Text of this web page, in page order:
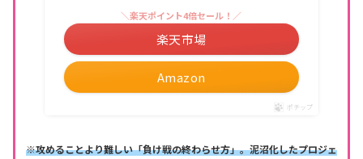
Amazon
＼楽天ポイント4倍セール！／
楽天市場
ポチップ
※攻めることより難しい「負け戦の終わらせ方」。泥沼化したプロジェ